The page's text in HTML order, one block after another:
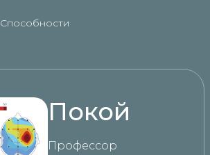
Способности
Покой
Профессор